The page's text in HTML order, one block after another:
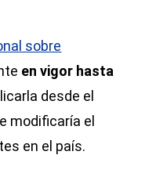
sobre
en vigor hasta
desde el
modificaría el
en el país.